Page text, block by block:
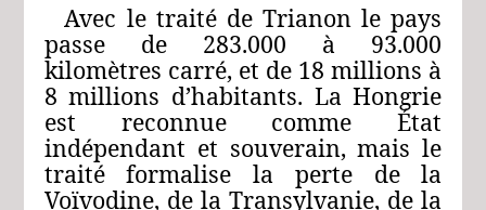
Avec le traité de Trianon le pays
passe de 283.000 à 93.000
kilomètres carré, et de 18 millions à
8 millions d’habitants. La Hongrie
est reconnue comme État
indépendant et souverain, mais le
traité formalise la perte de la
Voïvodine, de la Transylvanie, de la